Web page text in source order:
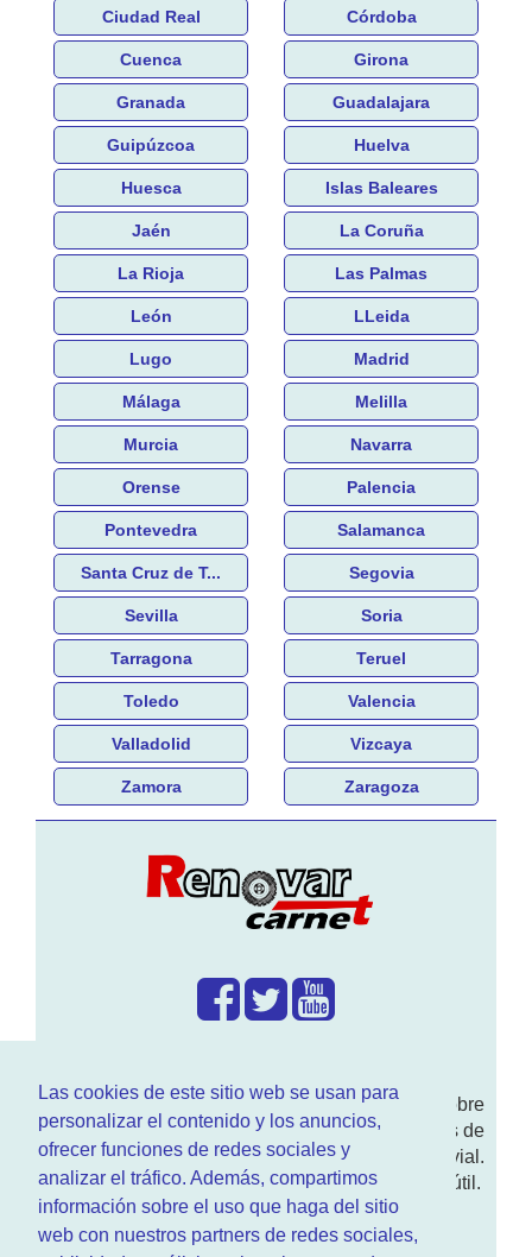
Las cookies de este sitio web se usan para
personalizar el contenido y los anuncios,
ofrecer funciones de redes sociales y
analizar el tráfico. Además, compartimos
información sobre el uso que haga del sitio
web con nuestros partners de redes sociales,
Ciudad Real Córdoba
Cuenca Girona
Granada Guadalajara
Guipúzcoa Huelva
Huesca Islas Baleares
Jaén La Coruña
La Rioja Las Palmas
León LLeida
Lugo Madrid
Málaga Melilla
Murcia Navarra
Orense Palencia
Pontevedra Salamanca
Santa Cruz de T... Segovia
Sevilla Soria
Tarragona Teruel
Toledo Valencia
Valladolid Vizcaya
Zamora Zaragoza
Enwww.RenovarCarnet.comTe contamos sobre
larenovación del permisode conducir, noticias de
actualidad motor y sobre todo seguridad vial.
Ademas tenemos todo tipo de información DGT útil.
¿Quienes somos?